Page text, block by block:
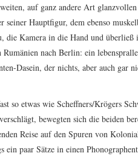
auf ganz andere Art
seiner Hauptfigur, dem ebenso
die Kamera in die Hand und überließ
Rumänien nach Berlin: ein
Dasein, der nichts, aber auch gar
so etwas wie Scheffners/Krögers
bewegten sich die beiden
Reise auf den Spuren von
ein paar Sätze in einen